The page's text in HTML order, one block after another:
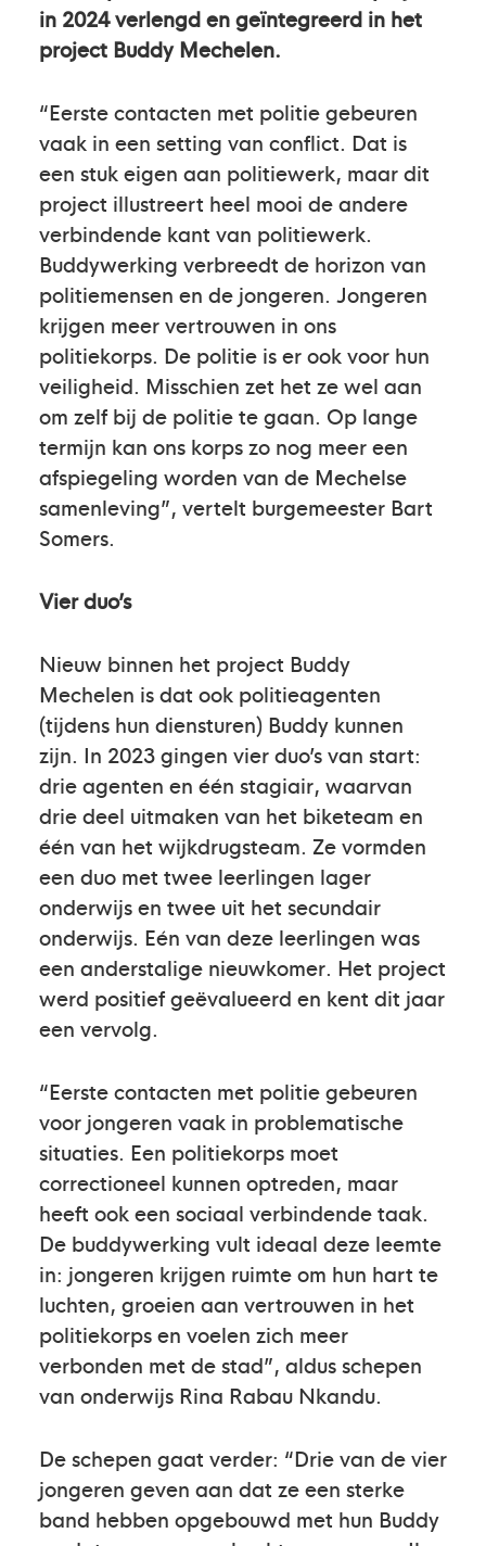
in 2024 verlengd en geïntegreerd in het
project Buddy Mechelen.
“Eerste contacten met politie gebeuren
vaak in een setting van conflict. Dat is
een stuk eigen aan politiewerk, maar dit
project illustreert heel mooi de andere
verbindende kant van politiewerk.
Buddywerking verbreedt de horizon van
politiemensen en de jongeren. Jongeren
krijgen meer vertrouwen in ons
politiekorps. De politie is er ook voor hun
veiligheid. Misschien zet het ze wel aan
om zelf bij de politie te gaan. Op lange
termijn kan ons korps zo nog meer een
afspiegeling worden van de Mechelse
samenleving”, vertelt burgemeester Bart
Somers.
Vier duo’s
Nieuw binnen het project Buddy
Mechelen is dat ook politieagenten
(tijdens hun diensturen) Buddy kunnen
zijn. In 2023 gingen vier duo’s van start:
drie agenten en één stagiair, waarvan
drie deel uitmaken van het biketeam en
één van het wijkdrugsteam. Ze vormden
een duo met twee leerlingen lager
onderwijs en twee uit het secundair
onderwijs. Eén van deze leerlingen was
een anderstalige nieuwkomer. Het project
werd positief geëvalueerd en kent dit jaar
een vervolg.
“Eerste contacten met politie gebeuren
voor jongeren vaak in problematische
situaties. Een politiekorps moet
correctioneel kunnen optreden, maar
heeft ook een sociaal verbindende taak.
De buddywerking vult ideaal deze leemte
in: jongeren krijgen ruimte om hun hart te
luchten, groeien aan vertrouwen in het
politiekorps en voelen zich meer
verbonden met de stad”, aldus schepen
van onderwijs Rina Rabau Nkandu.
De schepen gaat verder: “Drie van de vier
jongeren geven aan dat ze een sterke
band hebben opgebouwd met hun Buddy